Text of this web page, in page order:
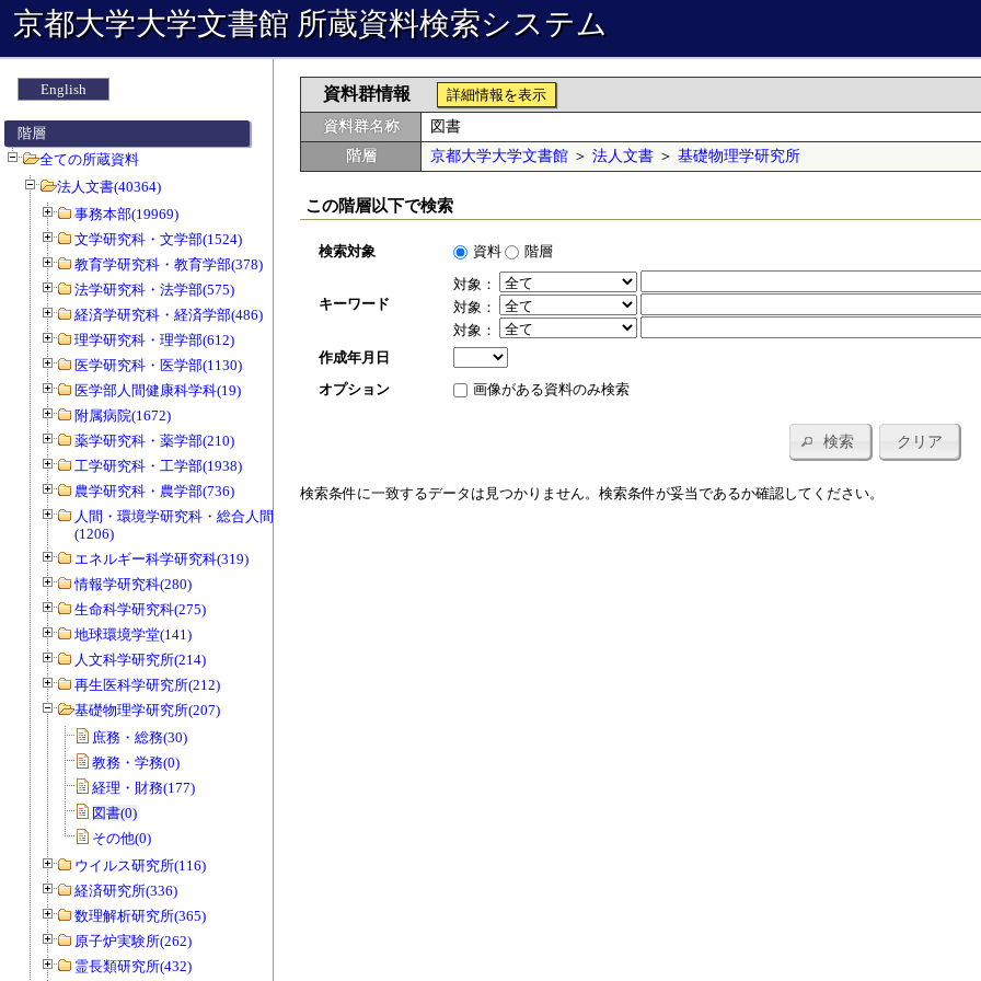
京都大学大学文書館 所蔵資料検索システム
English
階層
全ての所蔵資料
法人文書(40364)
事務本部(19969)
文学研究科・文学部(1524)
教育学研究科・教育学部(378)
法学研究科・法学部(575)
経済学研究科・経済学部(486)
理学研究科・理学部(612)
医学研究科・医学部(1130)
医学部人間健康科学科(19)
附属病院(1672)
薬学研究科・薬学部(210)
工学研究科・工学部(1938)
農学研究科・農学部(736)
人間・環境学研究科・総合人間学部
(1206)
エネルギー科学研究科(319)
情報学研究科(280)
生命科学研究科(275)
地球環境学堂(141)
人文科学研究所(214)
再生医科学研究所(212)
基礎物理学研究所(207)
庶務・総務(30)
教務・学務(0)
経理・財務(177)
図書(0)
その他(0)
ウイルス研究所(116)
経済研究所(336)
数理解析研究所(365)
原子炉実験所(262)
霊長類研究所(432)
資料群情報
詳細情報を表示
資料群名称
図書
階層
京都大学大学文書館 ＞ 法人文書 ＞ 基礎物理学研究所
この階層以下で検索
検索対象 資料 階層
キーワード
対象：
対象：
対象：
作成年月日
オプション
画像がある資料のみ検索
検索 クリア
検索条件に一致するデータは見つかりません。検索条件が妥当であるか確認してください。